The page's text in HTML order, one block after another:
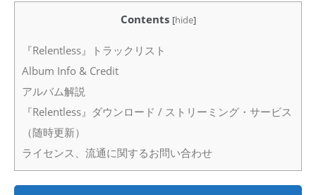
Contents [hide]
『Relentless』トラックリスト
Album Info & Credit
アルバム解説
『Relentless』ダウンロード / ストリーミング・サービス
（随時更新）
ライセンス、流通に関するお問い合わせ